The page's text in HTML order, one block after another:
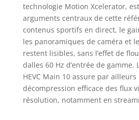
technologie Motion Xcelerator,
arguments centraux de cette
contenus sportifs en direct, le
les panoramiques de caméra et
restent lisibles, sans l’effet de
dalles 60 Hz d’entrée de gamme.
HEVC Main 10 assure par ailleurs
décompression efficace des flux
résolution, notamment en